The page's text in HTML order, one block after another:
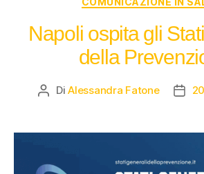
Napoli ospita gli
della
DiAlessandra Fatone